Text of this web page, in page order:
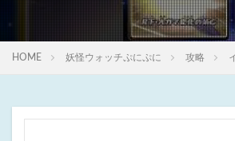
HOME 妖怪ウォッチぷにぷに 攻略